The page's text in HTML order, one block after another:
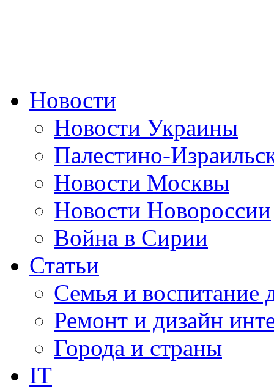
Новости
Новости Украины
Палестино-
Новости Москвы
Новости Новороссии
Война в Сирии
Статьи
Семья и воспитание
Ремонт и дизайн
Города и страны
IT